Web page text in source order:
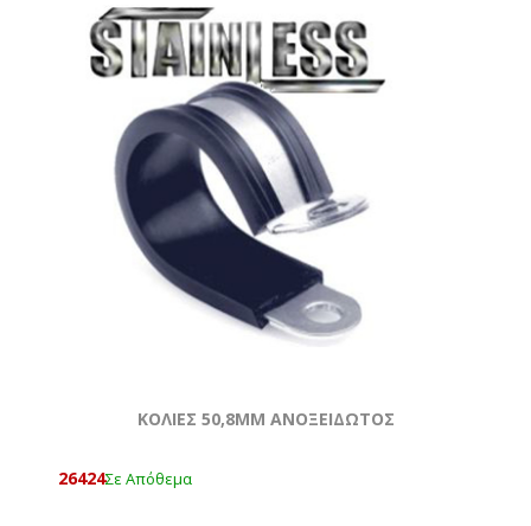
ΚΟΛΙΕΣ 50,8MM ΑΝΟΞΕΙΔΩΤΟΣ
26424Σε Απόθεμα